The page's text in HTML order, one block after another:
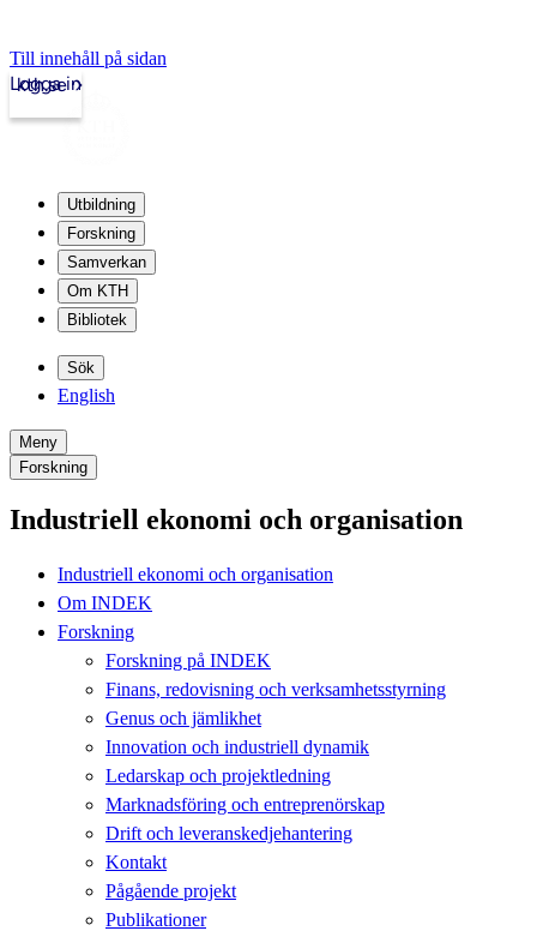
Till innehåll på sidan
kth.se
Logga in
Utbildning
Forskning
Samverkan
Om KTH
Bibliotek
Sök
English
Meny
Forskning
Industriell ekonomi och organisation
Industriell ekonomi och organisation
Om INDEK
Forskning
Forskning på INDEK
Finans, redovisning och verksamhetsstyrning
Genus och jämlikhet
Innovation och industriell dynamik
Ledarskap och projektledning
Marknadsföring och entreprenörskap
Drift och leveranskedjehantering
Kontakt
Pågående projekt
Publikationer